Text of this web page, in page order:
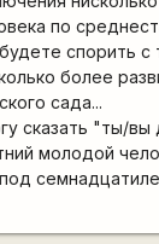
по
спорить с
более
сада...
сказать "ты/вы
молодой